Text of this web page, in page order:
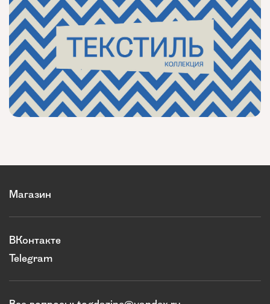
Магазин
ВКонтакте
Telegram